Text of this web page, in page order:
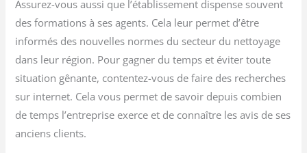
Assurez-vous aussi que l’établissement dispense souvent
des formations à ses agents. Cela leur permet d’être
informés des nouvelles normes du secteur du nettoyage
dans leur région. Pour gagner du temps et éviter toute
situation gênante, contentez-vous de faire des recherches
sur internet. Cela vous permet de savoir depuis combien
de temps l’entreprise exerce et de connaître les avis de ses
anciens clients.